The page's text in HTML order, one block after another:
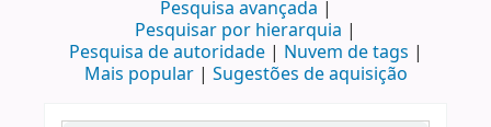
Pesquisa avançada
Pesquisar por hierarquia
Pesquisa de autoridade
Nuvem de tags
Mais popular
Sugestões de aquisição